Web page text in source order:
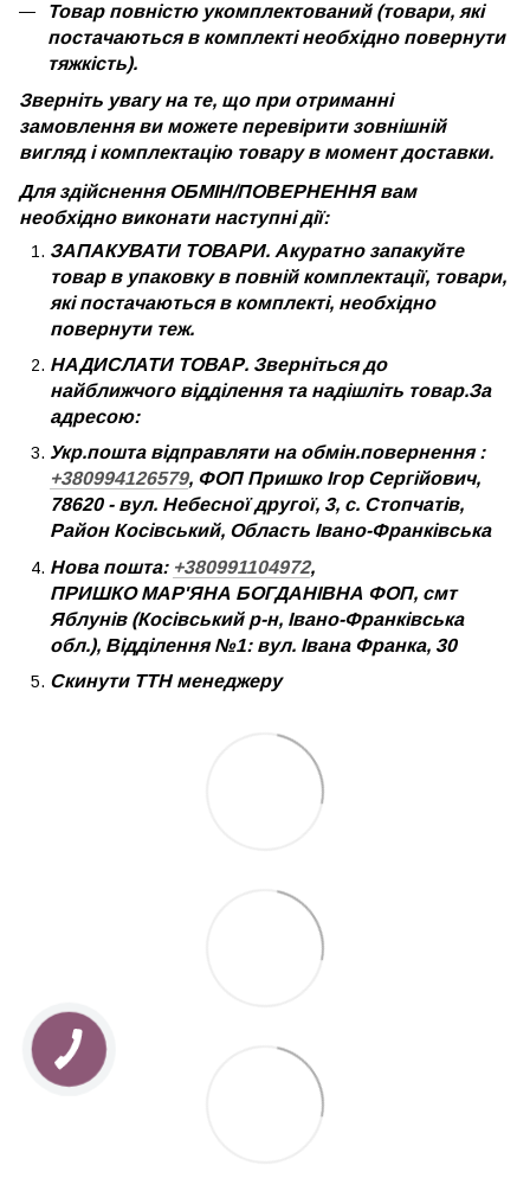
Товар повністю укомплектований (товари, які
постачаються в комплекті необхідно повернути
тяжкість).
Зверніть увагу на те, що при отриманні
замовлення ви можете перевірити зовнішній
вигляд і комплектацію товару в момент доставки.
Для здійснення ОБМІН/ПОВЕРНЕННЯ вам
необхідно виконати наступні дії:
ЗАПАКУВАТИ ТОВАРИ. Акуратно запакуйте
товар в упаковку в повній комплектації, товари,
які постачаються в комплекті, необхідно
повернути теж.
НАДИСЛАТИ ТОВАР. Зверніться до
найближчого відділення та надішліть товар.За
адресою:
Укр.пошта відправляти на обмін.повернення :
+380994126579, ФОП Пришко Ігор Сергійович,
78620 - вул. Небесної другої, 3, с. Стопчатів,
Район Косівський, Область Івано-Франківська
Нова пошта: +380991104972,
ПРИШКО МАР'ЯНА БОГДАНІВНА ФОП, смт
Яблунів (Косівський р-н, Івано-Франківська
обл.), Відділення №1: вул. Івана Франка, 30
Скинути ТТН менеджеру